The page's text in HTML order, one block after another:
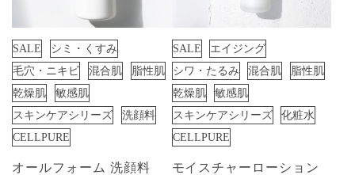
SALE
シミ・くすみ
毛穴・ニキビ
混合肌
脂性肌
乾燥肌
敏感肌
スキンケアシリーズ
洗顔料
CELLPURE
オールフォーム 洗顔料
SALE
エイジング
シワ・たるみ
混合肌
脂性肌
乾燥肌
敏感肌
スキンケアシリーズ
化粧水
CELLPURE
モイスチャーローション